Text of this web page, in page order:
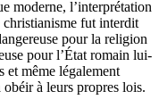
moderne, l’interprétation
christianisme fut interdit
pour la religion
pour l’État romain lui-
et même légalement
à leurs propres lois.